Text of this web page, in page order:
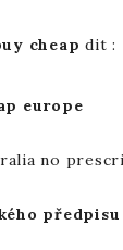
cheap dit :
europe
no
předpisu